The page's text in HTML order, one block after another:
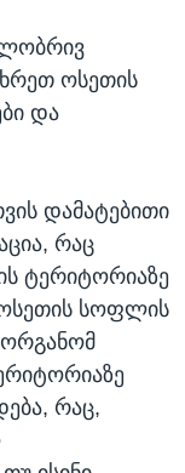
ოსეთის
და
დამატებითი
რაც
ტერიტორიაზე
სოფლის
რაც,